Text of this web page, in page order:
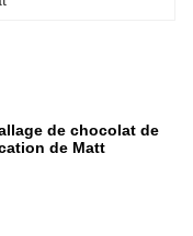
de chocolat de
de Matt